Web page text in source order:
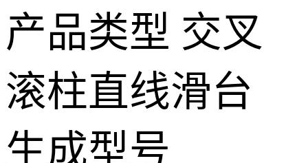
产品类型 交叉
滚柱直线滑台
生成型号